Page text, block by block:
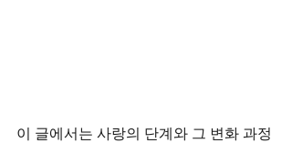
이 글에서는 사랑의 단계와 그 변화 과정